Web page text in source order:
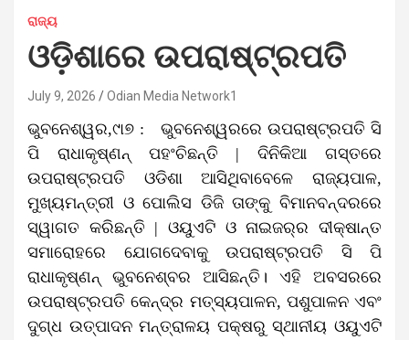
ରାଜ୍ୟ
ଓଡ଼ିଶାରେ ଉପରାଷ୍ଟ୍ରପତି
July 9, 2026 Odian Media Network1
ଭୁବନେଶ୍ୱର,୯ା୭ : ଭୁବନେଶ୍ୱରରେ ଉପରାଷ୍ଟ୍ରପତି ସି
ପି ରାଧାକୃଷ୍ଣନ୍ ପହଂଚିଛନ୍ତି | ଦିନିକିଆ ଗସ୍ତରେ
ଉପରାଷ୍ଟ୍ରପତି ଓଡିଶା ଆସିଥିବାବେଳେ ରାଜ୍ୟପାଳ,
ମୁଖ୍ୟମନ୍ତ୍ରୀ ଓ ପୋଲିସ ଡିଜି ତାଙ୍କୁ ବିମାନବନ୍ଦରରେ
ସ୍ୱାଗତ କରିଛନ୍ତି | ଓୟୁଏଟି ଓ ନାଇଜର୍‌ର ଦୀକ୍ଷାନ୍ତ
ସମାରୋହରେ ଯୋଗଦେବାକୁ ଉପରାଷ୍ଟ୍ରପତି ସି ପି
ରାଧାକୃଷ୍ଣନ୍ ଭୁବନେଶ୍ବର ଆସିଛନ୍ତି। ଏହି ଅବସରରେ
ଉପରାଷ୍ଟ୍ରପତି କେନ୍ଦ୍ର ମତ୍ସ୍ୟପାଳନ, ପଶୁପାଳନ ଏବଂ
ଦୁଗ୍ଧ ଉତ୍ପାଦନ ମନ୍ତ୍ରାଳୟ ପକ୍ଷରୁ ସ୍ଥାନୀୟ ଓୟୁଏଟି